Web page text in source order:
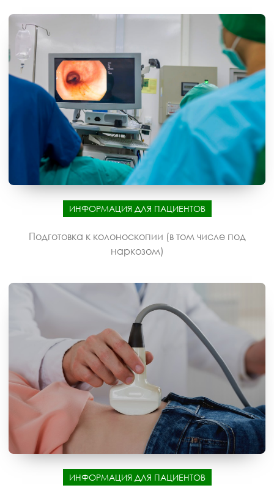
ИНФОРМАЦИЯ ДЛЯ ПАЦИЕНТОВ
Подготовка к колоноскопии (в том числе под
наркозом)
ИНФОРМАЦИЯ ДЛЯ ПАЦИЕНТОВ